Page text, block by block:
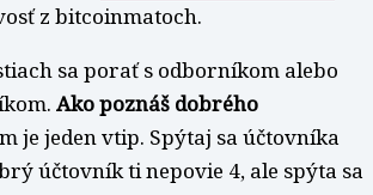
z bitcoinmatoch.
sa porať s odborníkom alebo
Ako poznáš dobrého
je jeden vtip. Spýtaj sa účtovníka
účtovník ti nepovie 4, ale spýta sa